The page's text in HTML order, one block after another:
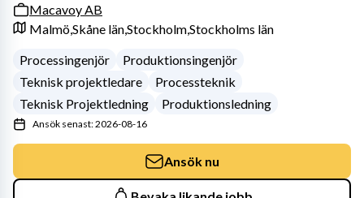
Macavoy AB
Malmö,Skåne län,Stockholm,Stockholms län
Processingenjör
Produktionsingenjör
Teknisk projektledare
Processteknik
Teknisk Projektledning
Produktionsledning
Ansök senast: 2026-08-16
Ansök nu